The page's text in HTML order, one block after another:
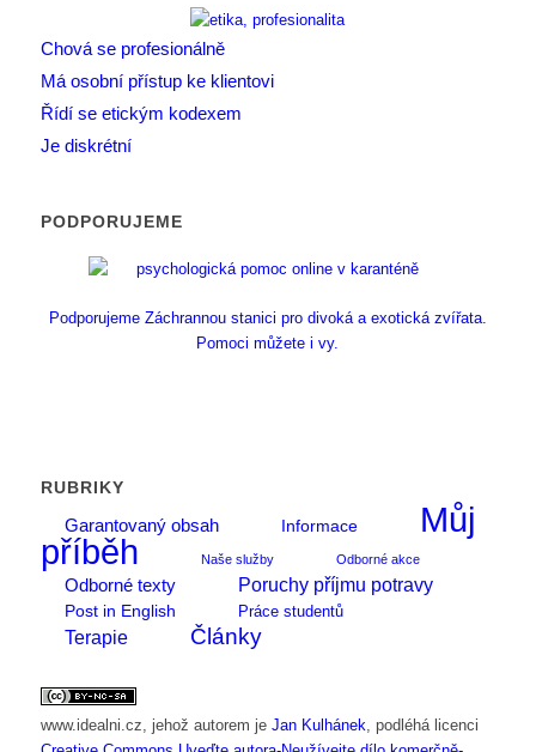
Chová se profesionálně
Má osobní přístup ke klientovi
Řídí se etickým kodexem
Je diskrétní
PODPORUJEME
Podporujeme Záchrannou stanici pro divoká a exotická zvířata.
Pomoci můžete i vy.
RUBRIKY
Garantovaný obsah
Informace
Můj
příběh
Naše služby Odborné akce
Odborné texty Poruchy příjmu potravy
Post in English Práce studentů
Terapie Články
www.idealni.cz , jehož autorem je Jan Kulhánek , podléhá licenci